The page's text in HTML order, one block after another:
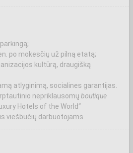
po mokesčių už pilną etatą;
kultūrą, draugišką
atlyginimą, socialines garantijas.
nepriklausomų boutique
Hotels of the World“
viešbučių darbuotojams